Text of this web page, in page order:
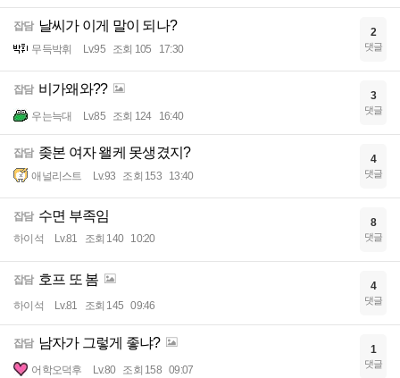
잡담 날씨가 이게 말이 되나?
무득박휘 Lv.95 조회 105 17:30
2
댓글
잡담 비가왜와??
우는늑대 Lv.85 조회 124 16:40
3
댓글
잡담 좆본 여자 왤케 못생겼지?
애널리스트 Lv.93 조회 153 13:40
4
댓글
잡담 수면 부족임
하이석 Lv.81 조회 140 10:20
8
댓글
잡담 호프 또 봄
하이석 Lv.81 조회 145 09:46
4
댓글
잡담 남자가 그렇게 좋냐?
어학오덕후 Lv.80 조회 158 09:07
1
댓글